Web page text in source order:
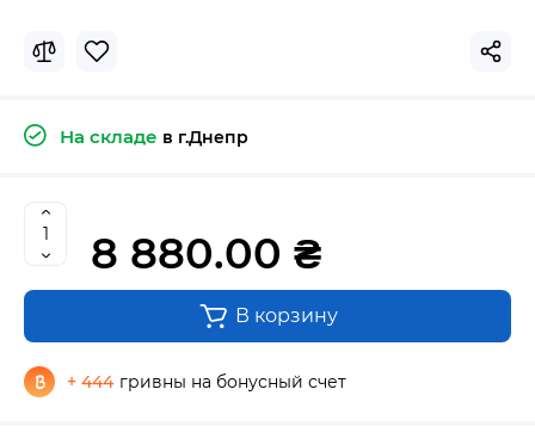
На складе в г.Днепр
8 880.00 ₴
В корзину
+ 444 гривны на бонусный счет